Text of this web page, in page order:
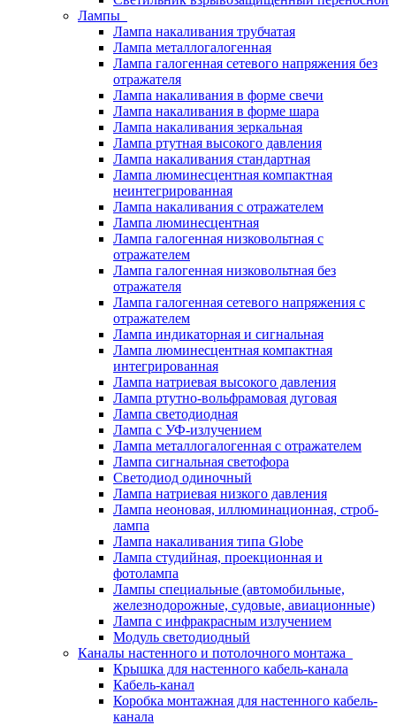
Лампы
Лампа накаливания трубчатая
Лампа металлогалогенная
Лампа галогенная сетевого напряжения без
отражателя
Лампа накаливания в форме свечи
Лампа накаливания в форме шара
Лампа накаливания зеркальная
Лампа ртутная высокого давления
Лампа накаливания стандартная
Лампа люминесцентная компактная
неинтегрированная
Лампа накаливания с отражателем
Лампа люминесцентная
Лампа галогенная низковольтная с
отражателем
Лампа галогенная низковольтная без
отражателя
Лампа галогенная сетевого напряжения с
отражателем
Лампа индикаторная и сигнальная
Лампа люминесцентная компактная
интегрированная
Лампа натриевая высокого давления
Лампа ртутно-вольфрамовая дуговая
Лампа светодиодная
Лампа с УФ-излучением
Лампа металлогалогенная с отражателем
Лампа сигнальная светофора
Светодиод одиночный
Лампа натриевая низкого давления
Лампа неоновая, иллюминационная, строб-
лампа
Лампа накаливания типа Globe
Лампа студийная, проекционная и
фотолампа
Лампы специальные (автомобильные,
железнодорожные, судовые, авиационные)
Лампа с инфракрасным излучением
Модуль светодиодный
Каналы настенного и потолочного монтажа
Крышка для настенного кабель-канала
Кабель-канал
Коробка монтажная для настенного кабель-
канала